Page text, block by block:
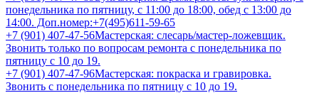
понедельника по пятницу, с 11:00 до 18:00, обед с 13:00 до
14:00. Доп.номер:+7(495)611-59-65
+7 (901) 407-47-56Мастерская: слесарь/мастер-ложевщик.
Звонить только по вопросам ремонта с понедельника по
пятницу с 10 до 19.
+7 (901) 407-47-96Мастерская: покраска и гравировка.
Звонить с понедельника по пятницу с 10 до 19.